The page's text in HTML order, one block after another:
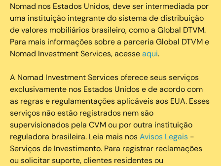
Nomad nos Estados Unidos, deve ser intermediada por
uma instituição integrante do sistema de distribuição
de valores mobiliários brasileiro, como a Global DTVM.
Para mais informações sobre a parceria Global DTVM e
Nomad Investment Services, acesseaqui.
A Nomad Investment Services oferece seus serviços
exclusivamente nos Estados Unidos e de acordo com
as regras e regulamentações aplicáveis aos EUA. Esses
serviços não estão registrados nem são
supervisionados pela CVM ou por outra instituição
reguladora brasileira. Leia mais nosAvisos Legais -
Serviços de Investimento. Para registrar reclamações
ou solicitar suporte, clientes residentes ou